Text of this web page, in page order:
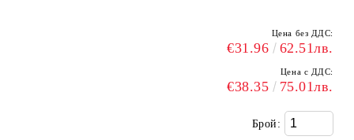
Цена без ДДС:
€31.96 62.51лв.
Цена с ДДС:
€38.35 75.01лв.
Брой: